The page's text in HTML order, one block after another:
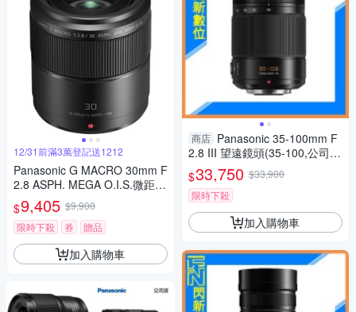
12/31前滿3萬登記送1212
Panasonic G MACRO 30mm F
2.8 ASPH. MEGA O.I.S.微距鏡
頭 公司貨
$9,405 $9,900
限時下殺
券 贈品
加入購物車
商店 Panasonic 35-100mm F
2.8 III 望遠鏡頭(35-100,公司
貨)H-ES35100GC
$33,750 $33,900
限時下殺
加入購物車